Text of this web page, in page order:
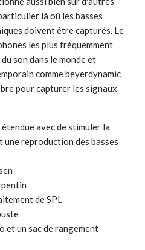
là où les basses
doivent être capturés. Le
les plus fréquemment
son dans le monde et
comme beyerdynamic
pour capturer les signaux
avec de stimuler la
une reproduction des basses
de SPL
et un sac de rangement